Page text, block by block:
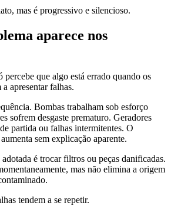
mas é progressivo e silencioso.
aparece nos
percebe que algo está errado quando os
apresentar falhas.
Bombas trabalham sob esforço
sofrem desgaste prematuro. Geradores
partida ou falhas intermitentes. O
sem explicação aparente.
é trocar filtros ou peças danificadas.
mas não elimina a origem
tendem a se repetir.